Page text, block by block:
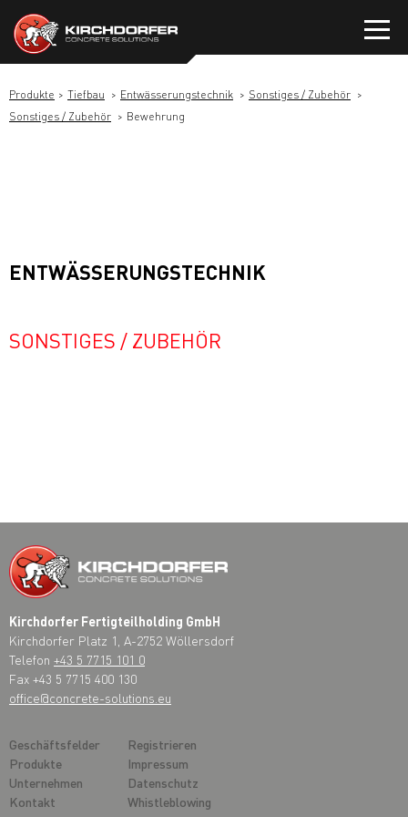
Inhalt
springen
Produkte Tiefbau Entwässerungstechnik
Sonstiges / Zubehör
Sonstiges / Zubehör
Bewehrung
ENTWÄSSERUNGSTECHNIK
SONSTIGES / ZUBEHÖR
Kirchdorfer Fertigteilholding GmbH
Kirchdorfer Platz 1, A-2752 Wöllersdorf
Telefon +43 5 7715 101 0
Fax +43 5 7715 400 130
office@concrete-solutions.eu
Geschäftsfelder
Produkte
Unternehmen
Kontakt
Registrieren
Impressum
Datenschutz
Whistleblowing